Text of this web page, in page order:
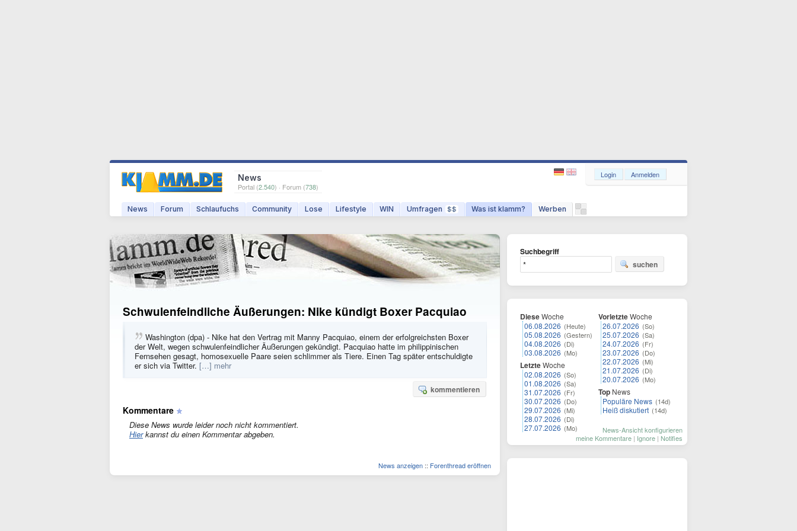
News
Portal (2.540) · Forum (738)
News Forum Schlaufuchs Community Lose Lifestyle WIN Umfragen $$ Was ist klamm? Werben
Login Anmelden
Schwulenfeindliche Äußerungen: Nike kündigt Boxer Pacquiao
Washington (dpa) - Nike hat den Vertrag mit Manny Pacquiao, einem der erfolgreichsten Boxer
der Welt, wegen schwulenfeindlicher Äußerungen gekündigt. Pacquiao hatte im philippinischen
Fernsehen gesagt, homosexuelle Paare seien schlimmer als Tiere. Einen Tag später entschuldigte
er sich via Twitter. […] mehr
kommentieren
Kommentare
Diese News wurde leider noch nicht kommentiert.
Hierkannst du einen Kommentar abgeben.
News anzeigen :: Forenthread eröffnen
Suchbegriff
suchen
DieseWoche
06.08.2026 (Heute)
05.08.2026 (Gestern)
04.08.2026 (Di)
03.08.2026 (Mo)
LetzteWoche
02.08.2026 (So)
01.08.2026 (Sa)
31.07.2026 (Fr)
30.07.2026 (Do)
29.07.2026 (Mi)
28.07.2026 (Di)
27.07.2026 (Mo)
VorletzteWoche
26.07.2026 (So)
25.07.2026 (Sa)
24.07.2026 (Fr)
23.07.2026 (Do)
22.07.2026 (Mi)
21.07.2026 (Di)
20.07.2026 (Mo)
Top News
Populäre News (14d)
Heiß diskutiert (14d)
News-Ansicht konfigurieren
meine Kommentare | Ignore | Notifies